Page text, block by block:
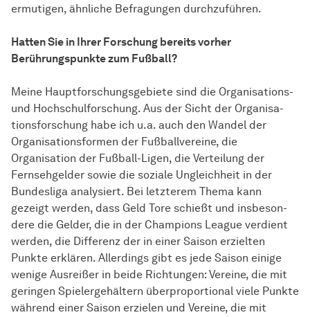
ermutigen, ähn­liche Befragungen durch­zu­führen.
Hatten Sie in Ihrer For­schung bereits vorher
Berührungspunkte zum Fußball?
Meine Hauptforschungsgebiete sind die Organisations-
und Hochschulforschung. Aus der Sicht der Or­ga­ni­sa­
tions­for­schung habe ich u.a. auch den Wandel der
Organisationsformen der Fußballvereine, die
Organisation der Fußball-Ligen, die Ver­tei­lung der
Fernsehgelder sowie die soziale Ungleichheit in der
Bundesliga analysiert. Bei letzterem The­ma kann
gezeigt wer­den, dass Geld Tore schießt und ins­be­son­
de­re die Gelder, die in der Champions League verdient
wer­den, die Differenz der in einer Saison erzielten
Punkte erklären. Allerdings gibt es jede Saison einige
wenige Ausreißer in beide Richtungen: Vereine, die mit
geringen Spielergehältern überproportional viele Punkte
wäh­rend einer Saison erzielen und Vereine, die mit